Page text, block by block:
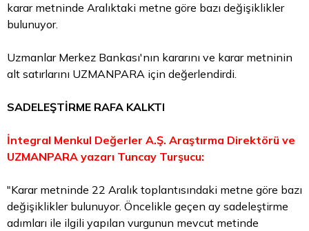
karar metninde Aralıktaki metne göre bazı değişiklikler
bulunuyor.
Uzmanlar Merkez Bankası'nın kararını ve karar metninin
alt satırlarını UZMANPARA için değerlendirdi.
SADELEŞTİRME RAFA KALKTI
İntegral Menkul Değerler A.Ş. Araştırma Direktörü ve
UZMANPARA yazarı Tuncay Turşucu:
"Karar metninde 22 Aralık toplantısındaki metne göre bazı
değişiklikler bulunuyor. Öncelikle geçen ay sadeleştirme
adımları ile ilgili yapılan vurgunun mevcut metinde